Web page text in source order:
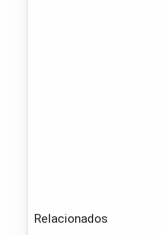
Relacionados